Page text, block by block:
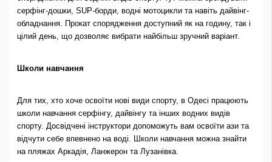
серфінг-дошки, SUP-борди, водні мотоцикли та навіть дайвінг-
обладнання. Прокат спорядження доступний як на годину, так і
цілий день, що дозволяє вибрати найбільш зручний варіант.
Школи навчання
Для тих, хто хоче освоїти нові види спорту, в Одесі працюють
школи навчання серфінгу, дайвінгу та інших водних видів
спорту. Досвідчені інструктори допоможуть вам освоїти ази та
відчути себе впевнено на воді. Школи навчання можна знайти
на пляжах Аркадія, Ланжерон та Лузанівка.